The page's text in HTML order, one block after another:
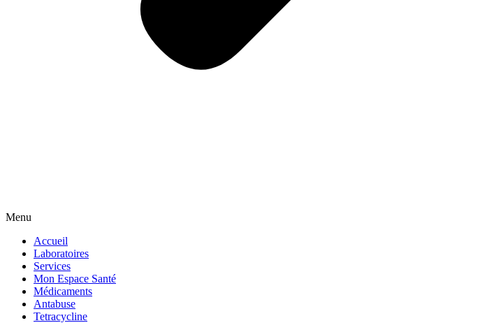
Menu
Accueil
Laboratoires
Services
Mon Espace Santé
Médicaments
Antabuse
Tetracycline